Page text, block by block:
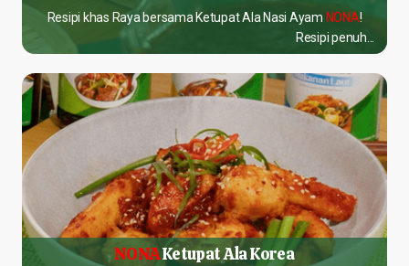
Resipi khas Raya bersama Ketupat Ala Nasi Ayam NONA!
Resipi penuh...
NONAKetupat Ala Korea